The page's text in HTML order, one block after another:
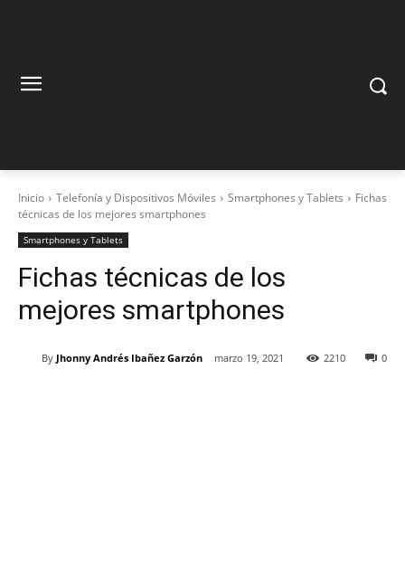
Inicio Telefonía y Dispositivos Móviles Smartphones y Tablets
Fichas
técnicas de los mejores smartphones
Smartphones y Tablets
Fichas técnicas de los
mejores smartphones
By Jhonny Andrés Ibañez Garzón marzo 19, 2021 0
2210